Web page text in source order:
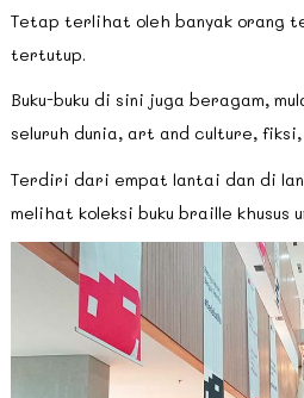
Tetap terlihat oleh banyak orang
tertutup.
Buku-buku di sini juga beragam,
seluruh dunia, art and culture,
Terdiri dari empat lantai dan di
melihat koleksi buku braille khusus